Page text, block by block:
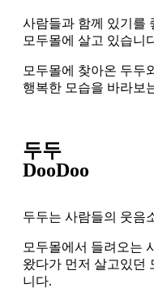
사람들과 함께 있기를
모두몰에 살고 있습니
모두몰에 찾아온 두두
행복한 모습을 바라보
두두
DooDoo
두두는 사람들의 웃음
모두몰에서 들려오는
왔다가 먼저 살고있던
니다.